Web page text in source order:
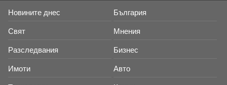
Новините днес България
Свят Мнения
Разследвания Бизнес
Имоти Авто